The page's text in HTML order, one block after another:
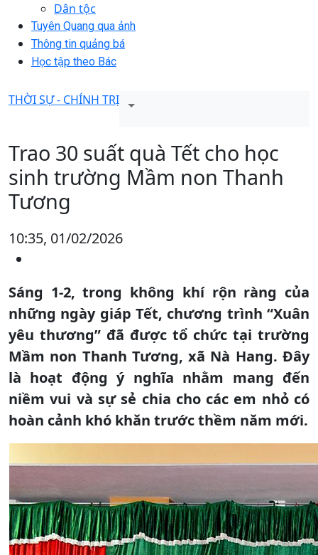
Dân tộc
Tuyên Quang qua ảnh
Thông tin quảng bá
Học tập theo Bác
THỜI SỰ - CHÍNH TRỊ
Trao 30 suất quà Tết cho học
sinh trường Mầm non Thanh
Tương
10:35, 01/02/2026
Sáng 1-2, trong không khí rộn ràng của
những ngày giáp Tết, chương trình “Xuân
yêu thương” đã được tổ chức tại trường
Mầm non Thanh Tương, xã Nà Hang. Đây
là hoạt động ý nghĩa nhằm mang đến
niềm vui và sự sẻ chia cho các em nhỏ có
hoàn cảnh khó khăn trước thềm năm mới.